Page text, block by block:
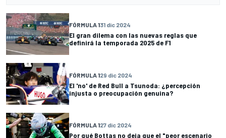
FÓRMULA 131 dic 2024
El gran dilema con las nuevas reglas que
definirá la temporada 2025 de F1
FÓRMULA 129 dic 2024
El 'no' de Red Bull a Tsunoda: ¿percepción
injusta o preocupación genuina?
FÓRMULA 127 dic 2024
Por qué Bottas no deja que el "peor escenario